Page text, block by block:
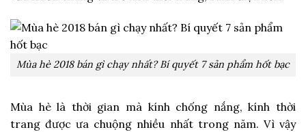
Mùa hè 2018 bán gì chạy nhất? Bí quyết 7 sản phẩm hốt bạc
Mùa hè là thời gian mà kính chống nắng, kính thời
trang được ưa chuộng nhiều nhất trong năm. Vì vậy